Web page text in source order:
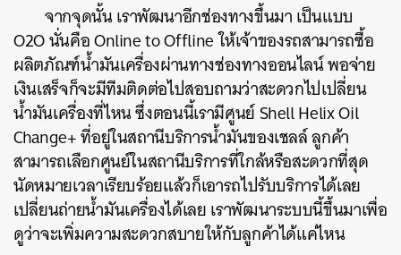
จากจุดนั้น เราพัฒนาอีกช่องทางขึ้นมา เป็นแบบ
O2O นั่นคือ Online to Offline ให้เจ้าของรถสามารถซื้อ
ผลิตภัณฑ์น้ำมันเครื่องผ่านทางช่องทางออนไลน์ พอจ่าย
เงินเสร็จก็จะมีทีมติดต่อไปสอบถามว่าสะดวกไปเปลี่ยน
น้ำมันเครื่องที่ไหน ซึ่งตอนนี้เรามีศูนย์ Shell Helix Oil
Change+ ที่อยู่ในสถานีบริการน้ำมันของเชลล์ ลูกค้า
สามารถเลือกศูนย์ในสถานีบริการที่ใกล้หรือสะดวกที่สุด
นัดหมายเวลาเรียบร้อยแล้วก็เอารถไปรับบริการได้เลย
เปลี่ยนถ่ายน้ำมันเครื่องได้เลย เราพัฒนาระบบนี้ขึ้นมาเพื่อ
ดูว่าจะเพิ่มความสะดวกสบายให้กับลูกค้าได้แค่ไหน